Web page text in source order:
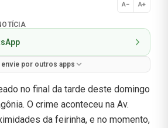
A− A+
Normal
envie por outros apps
no final da tarde deste domingo
O crime aconteceu na Av.
da feirinha, e no momento,